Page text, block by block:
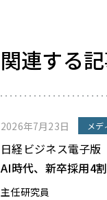
関連する
2026年7月23日 メ
日経ビジネス電子版
AI時代、新卒採用4
主任研究員